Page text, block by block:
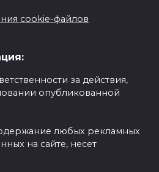
cookie-файлов
за действия,
опубликованной
любых рекламных
на сайте, несет